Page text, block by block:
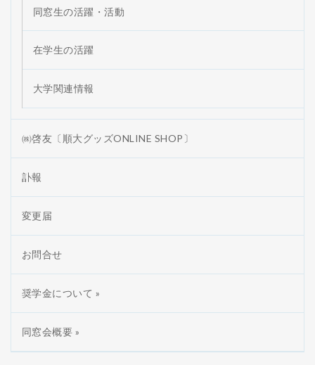
同窓生の活躍・活動
在学生の活躍
大学関連情報
㈱啓友〔順大グッズONLINE SHOP〕
訃報
変更届
お問合せ
奨学金について »
同窓会概要 »